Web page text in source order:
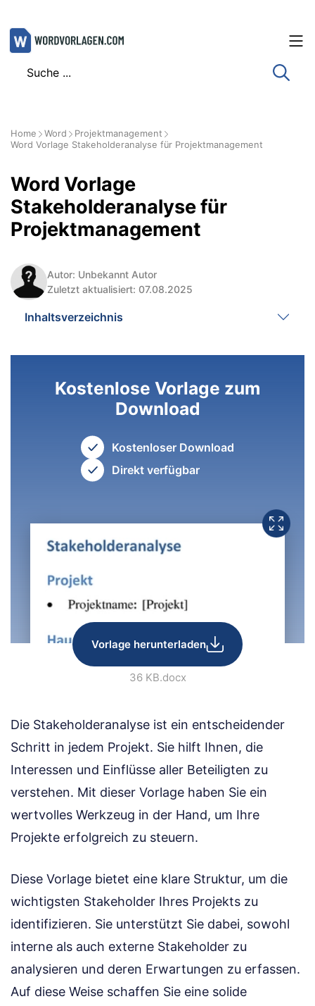
Zum
Inhalt
Home Word
Projektmanagement
Word Vorlage Stakeholderanalyse für Projektmanagement
Word Vorlage
Stakeholderanalyse für
Projektmanagement
Autor: Unbekannt Autor
Zuletzt aktualisiert: 07.08.2025
Inhaltsverzeichnis
Kostenlose Vorlage zum
Download
Kostenloser Download
Direkt verfügbar
Vorlage herunterladen
36 KB.docx
Die Stakeholderanalyse ist ein entscheidender
Schritt in jedem Projekt. Sie hilft Ihnen, die
Interessen und Einflüsse aller Beteiligten zu
verstehen. Mit dieser Vorlage haben Sie ein
wertvolles Werkzeug in der Hand, um Ihre
Projekte erfolgreich zu steuern.
Diese Vorlage bietet eine klare Struktur, um die
wichtigsten Stakeholder Ihres Projekts zu
identifizieren. Sie unterstützt Sie dabei, sowohl
interne als auch externe Stakeholder zu
analysieren und deren Erwartungen zu erfassen.
Auf diese Weise schaffen Sie eine solide